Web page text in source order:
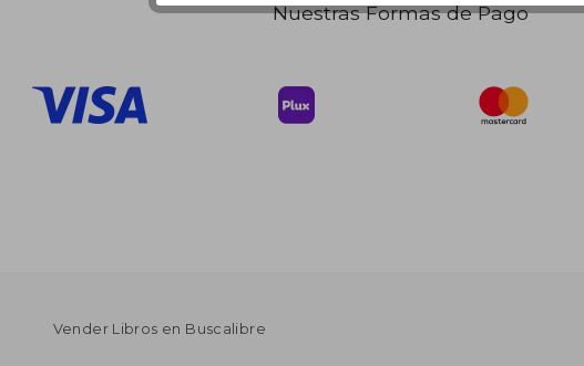
Nuestras Formas de Pago
Vender Libros en Buscalibre